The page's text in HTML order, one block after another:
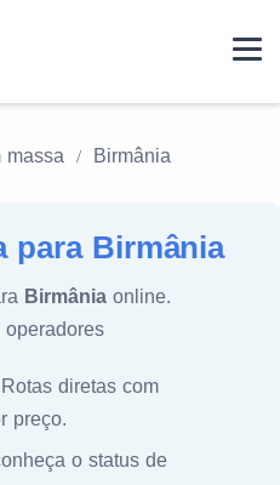
massa Birmânia
para Birmânia
Birmânia online.
operadores
diretas com
preço.
o status de